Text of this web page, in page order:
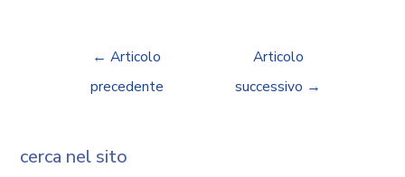
← Articolo
precedente
Articolo
successivo →
cerca nel sito